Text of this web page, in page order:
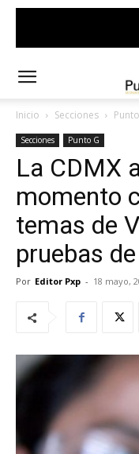
Inicio Secciones
Secciones Punto G
La CDMX
momento
temas de
pruebas
Por Editor Pxp - 18 mayo,